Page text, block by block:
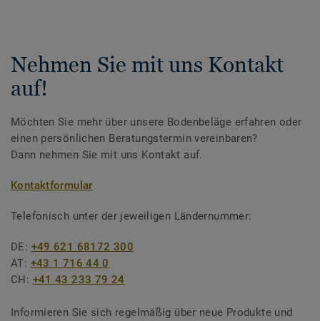
Nehmen Sie mit uns Kontakt
auf!
Möchten Sie mehr über unsere Bodenbeläge erfahren oder
einen persönlichen Beratungstermin vereinbaren?
Dann nehmen Sie mit uns Kontakt auf.
Kontaktformular
Telefonisch unter der jeweiligen Ländernummer:
DE: +49 621 68172 300
AT: +43 1 716 44 0
CH: +41 43 233 79 24
Informieren Sie sich regelmäßig über neue Produkte und